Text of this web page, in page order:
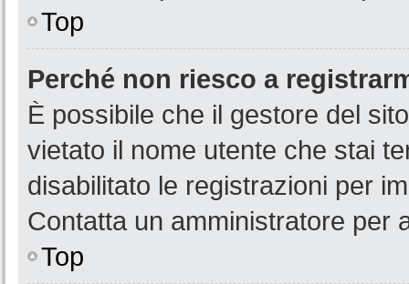
Top
Perché non riesco a
È possibile che il gestore del
vietato il nome utente che stai
disabilitato le registrazioni per
Contatta un amministratore per
Top